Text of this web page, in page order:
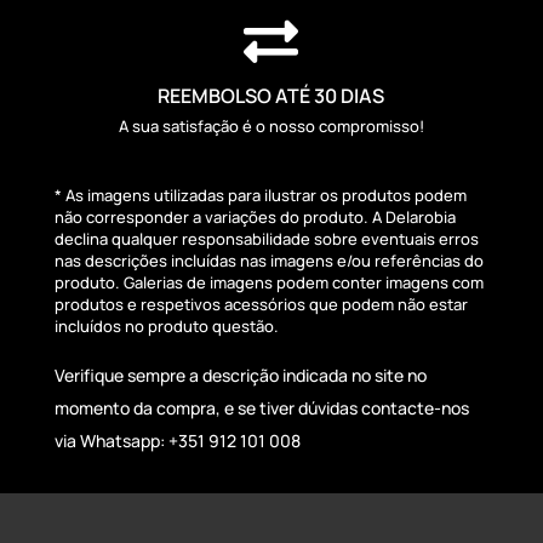

REEMBOLSO ATÉ 30 DIAS
A sua satisfação é o nosso compromisso!
* As imagens utilizadas para ilustrar os produtos podem
não corresponder a variações do produto. A Delarobia
declina qualquer responsabilidade sobre eventuais erros
nas descrições incluídas nas imagens e/ou referências do
produto. Galerias de imagens podem conter imagens com
produtos e respetivos acessórios que podem não estar
incluídos no produto questão.
Verifique sempre a descrição indicada no site no
momento da compra, e se tiver dúvidas contacte-nos
via Whatsapp: +351 912 101 008